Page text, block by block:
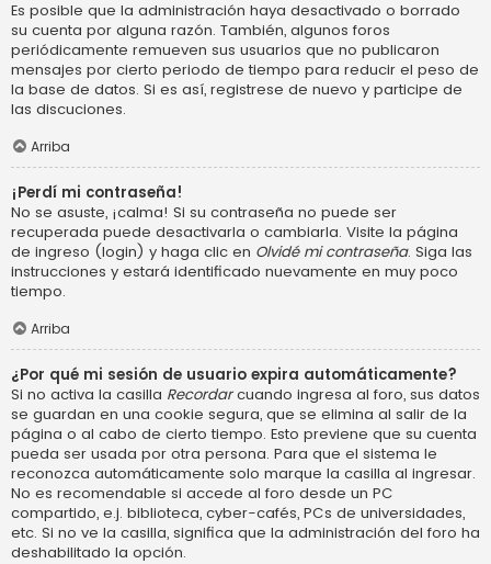
Es posible que la administración haya desactivado o borrado
su cuenta por alguna razón. También, algunos foros
periódicamente remueven sus usuarios que no publicaron
mensajes por cierto periodo de tiempo para reducir el peso de
la base de datos. Si es así, registrese de nuevo y participe de
las discuciones.
Arriba
¡Perdí mi contraseña!
No se asuste, ¡calma! Si su contraseña no puede ser
recuperada puede desactivarla o cambiarla. Visite la página
de ingreso (login) y haga clic en Olvidé mi contraseña. Siga las
instrucciones y estará identificado nuevamente en muy poco
tiempo.
Arriba
¿Por qué mi sesión de usuario expira automáticamente?
Si no activa la casilla Recordarcuando ingresa al foro, sus datos
se guardan en una cookie segura, que se elimina al salir de la
página o al cabo de cierto tiempo. Esto previene que su cuenta
pueda ser usada por otra persona. Para que el sistema le
reconozca automáticamente solo marque la casilla al ingresar.
No es recomendable si accede al foro desde un PC
compartido, e.j. biblioteca, cyber-cafés, PCs de universidades,
etc. Si no ve la casilla, significa que la administración del foro ha
deshabilitado la opción.